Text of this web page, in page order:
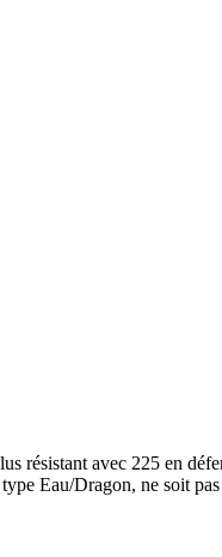
résistant avec 225 en
Eau/Dragon, ne soit pas